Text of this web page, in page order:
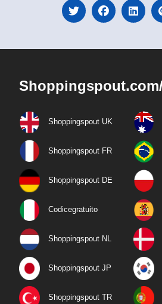
Shoppingspout UK
Shoppingspout FR
Shoppingspout DE
Codicegratuito
Shoppingspout NL
Shoppingspout JP
Shoppingspout TR